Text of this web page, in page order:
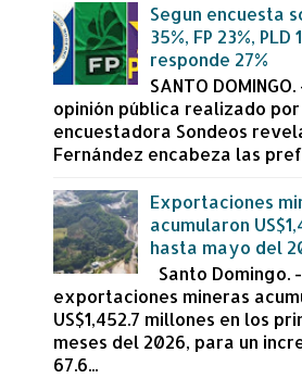
Segun encuesta
35%, FP 23%,
responde 27%
SANTO
opinión pública realizado
encuestadora Sondeos
Fernández encabeza las
Exportaciones
acumularon
hasta mayo del
Santo Domingo.
exportaciones mineras
US$1,452.7 millones en los
meses del 2026, para un
67.6...